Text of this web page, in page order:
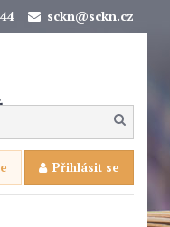
sckn@sckn.cz
Přihlásit se